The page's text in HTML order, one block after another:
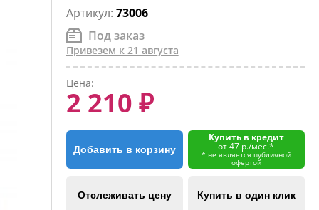
Артикул: 73006
Под заказ
Привезем к 21 августа
Цена:
2 210 ₽
Добавить в корзину
Купить в кредит
от 47 р./мес.*
* не является публичной
офертой
Отслеживать цену Купить в один клик